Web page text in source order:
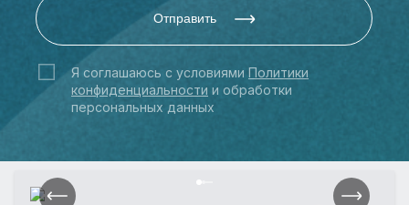
Я соглашаюсь с условиями Политики
конфиденциальности и обработки
персональных данных
Отправить